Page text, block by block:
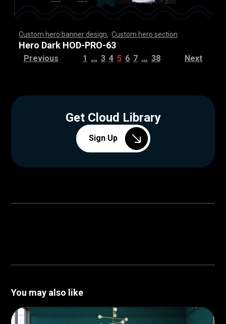
Custom hero banner design ,Custom hero section
,,,,,,,,,,,,,,,,,,,,,,,,,,,,,, ,,,,,,,,,,,,,,,,,,,,,,,
,,,,,,,,,,,,,,,,,,,,,,,,,,,,,, ,,,,,,,,,,,,,,,,,,,,,,,
Hero Dark HOD-PRO-63
Previous 1 … 3 4 5 6 7 … 38 Next
Get Cloud Library
Sign Up
You may also like